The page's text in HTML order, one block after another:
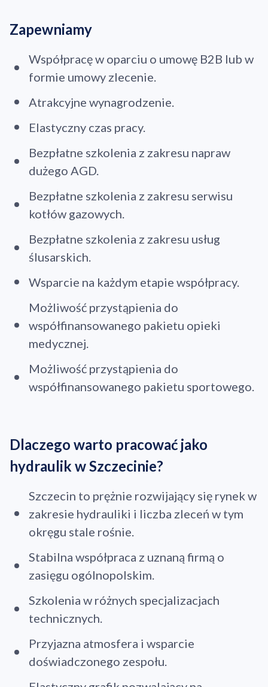
Zapewniamy
Współpracę w oparciu o umowę B2B lub w
formie umowy zlecenie.
Atrakcyjne wynagrodzenie.
Elastyczny czas pracy.
Bezpłatne szkolenia z zakresu napraw
dużego AGD.
Bezpłatne szkolenia z zakresu serwisu
kotłów gazowych.
Bezpłatne szkolenia z zakresu usług
ślusarskich.
Wsparcie na każdym etapie współpracy.
Możliwość przystąpienia do
współfinansowanego pakietu opieki
medycznej.
Możliwość przystąpienia do
współfinansowanego pakietu sportowego.
Dlaczego warto pracować jako
hydraulik w Szczecinie?
Szczecin to prężnie rozwijający się rynek w
zakresie hydrauliki i liczba zleceń w tym
okręgu stale rośnie.
Stabilna współpraca z uznaną firmą o
zasięgu ogólnopolskim.
Szkolenia w różnych specjalizacjach
technicznych.
Przyjazna atmosfera i wsparcie
doświadczonego zespołu.